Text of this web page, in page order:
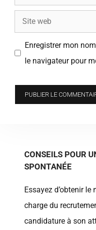
mail
Site
web
Enregistrer mon
le navigateur pour
CONSEILS POUR
SPONTANÉE
Essayez d’obtenir
charge du
candidature à son